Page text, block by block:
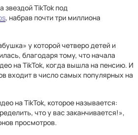
звездой TikTok под
, набрав почти три миллиона
у которой четверо детей и
благодаря тому, что начала
на TikTok, когда вышла на пенсию. И
входит в число самых популярных на
на TikTok, которое называется:
что у вас заканчивается!»,
просмотров.